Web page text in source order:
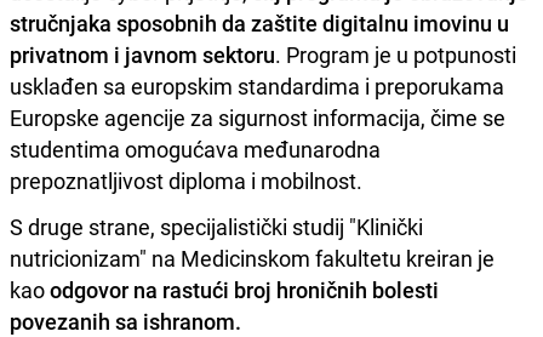
stručnjaka sposobnih da zaštite digitalnu imovinu u
privatnom i javnom sektoru. Program je u potpunosti
usklađen sa europskim standardima i preporukama
Europske agencije za sigurnost informacija, čime se
studentima omogućava međunarodna
prepoznatljivost diploma i mobilnost.
S druge strane, specijalistički studij "Klinički
nutricionizam" na Medicinskom fakultetu kreiran je
kaoodgovor na rastući broj hroničnih bolesti
povezanih sa ishranom.